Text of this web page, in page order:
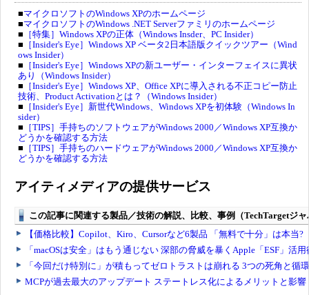
■マイクロソフトのWindows XPのホームページ
■マイクロソフトのWindows .NET Serverファミリのホームページ
■ ［特集］Windows XPの正体（Windows Insder、PC Insider）
■ ［Insider's Eye］Windows XP ベータ2日本語版クイックツアー（Wind
ows Insider）
■ ［Insider's Eye］Windows XPの新ユーザー・インターフェイスに異状
あり（Windows Insider）
■ ［Insider's Eye］Windows XP、Office XPに導入される不正コピー防止
技術、Product Activationとは？（Windows Insider）
■ ［Insider's Eye］新世代Windows、Windows XPを初体験（Windows In
sider）
■ ［TIPS］手持ちのソフトウェアがWindows 2000／Windows XP互換か
どうかを確認する方法
■ ［TIPS］手持ちのハードウェアがWindows 2000／Windows XP互換か
どうかを確認する方法
アイティメディアの提供サービス